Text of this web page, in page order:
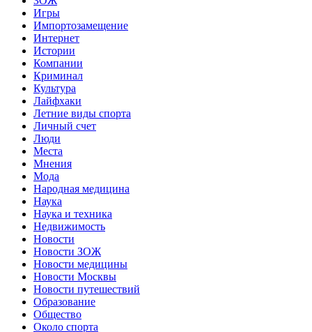
Игры
Импортозамещение
Интернет
Истории
Компании
Криминал
Культура
Лайфхаки
Летние виды спорта
Личный счет
Люди
Места
Мнения
Мода
Народная медицина
Наука
Наука и техника
Недвижимость
Новости
Новости ЗОЖ
Новости медицины
Новости Москвы
Новости путешествий
Образование
Общество
Около спорта